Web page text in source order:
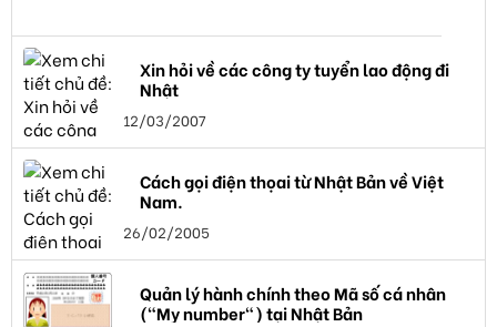
Xin hỏi về các công ty tuyển lao động đi
Nhật
12/03/2007
Cách gọi điện thọai từ Nhật Bản về Việt
Nam.
26/02/2005
Quản lý hành chính theo Mã số cá nhân
("My number") tại Nhật Bản